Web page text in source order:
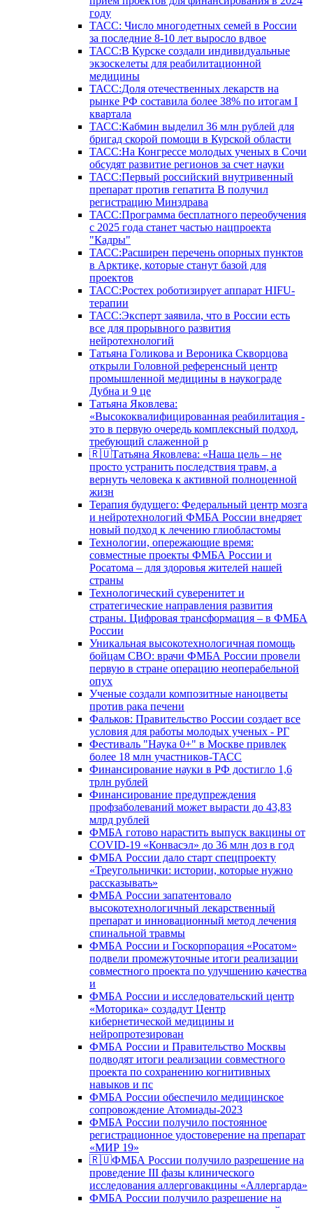
году
ТАСС: Число многодетных семей в России
за последние 8-10 лет выросло вдвое
ТАСС:В Курске создали индивидуальные
экзоскелеты для реабилитационной
медицины
ТАСС:Доля отечественных лекарств на
рынке РФ составила более 38% по итогам I
квартала
ТАСС:Кабмин выделил 36 млн рублей для
бригад скорой помощи в Курской области
ТАСС:На Конгрессе молодых ученых в Сочи
обсудят развитие регионов за счет науки
ТАСС:Первый российский внутривенный
препарат против гепатита В получил
регистрацию Минздрава
ТАСС:Программа бесплатного переобучения
с 2025 года станет частью нацпроекта
"Кадры"
ТАСС:Расширен перечень опорных пунктов
в Арктике, которые станут базой для
проектов
ТАСС:Ростех роботизирует аппарат HIFU-
терапии
ТАСС:Эксперт заявила, что в России есть
все для прорывного развития
нейротехнологий
Татьяна Голикова и Вероника Скворцова
открыли Головной референсный центр
промышленной медицины в наукограде
Дубна и 9 це
Татьяна Яковлева:
«Высококвалифицированная реабилитация -
это в первую очередь комплексный подход,
требующий слаженной р
🇷🇺Татьяна Яковлева: «Наша цель – не
просто устранить последствия травм, а
вернуть человека к активной полноценной
жизн
Терапия будущего: Федеральный центр мозга
и нейротехнологий ФМБА России внедряет
новый подход к лечению глиобластомы
Технологии, опережающие время:
совместные проекты ФМБА России и
Росатома – для здоровья жителей нашей
страны
Технологический суверенитет и
стратегические направления развития
страны. Цифровая трансформация – в ФМБА
России
Уникальная высокотехнологичная помощь
бойцам СВО: врачи ФМБА России провели
первую в стране операцию неоперабельной
опух
Ученые создали композитные наноцветы
против рака печени
Фальков: Правительство России создает все
условия для работы молодых ученых - РГ
Фестиваль "Наука 0+" в Москве привлек
более 18 млн участников-ТАСС
Финансирование науки в РФ достигло 1,6
трлн рублей
Финансирование предупреждения
профзаболеваний может вырасти до 43,83
млрд рублей
ФМБА готово нарастить выпуск вакцины от
COVID-19 «Конвасэл» до 36 млн доз в год
ФМБА России дало старт спецпроекту
«Треугольнички: истории, которые нужно
рассказывать»
ФМБА России запатентовало
высокотехнологичный лекарственный
препарат и инновационный метод лечения
спинальной травмы
ФМБА России и Госкорпорация «Росатом»
подвели промежуточные итоги реализации
совместного проекта по улучшению качества
и
ФМБА России и исследовательский центр
«Моторика» создадут Центр
кибернетической медицины и
нейропротезирован
ФМБА России и Правительство Москвы
подводят итоги реализации совместного
проекта по сохранению когнитивных
навыков и пс
ФМБА России обеспечило медицинское
сопровождение Атомиады-2023
ФМБА России получило постоянное
регистрационное удостоверение на препарат
«МИР 19»
🇷🇺ФМБА России получило разрешение на
проведение III фазы клинического
исследования аллерговакцины «Аллергарда»
ФМБА России получило разрешение на